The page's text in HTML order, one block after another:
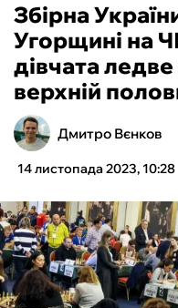
БОКС
ХОКЕЙ
ТЕНІС
КІБЕРСПОРТ
ЧС-2026
ФУТЗАЛ
Збірна
Угорщині на
дівчата
верхній
Дмитро Вєнков
14 листопада 2023, 10:28